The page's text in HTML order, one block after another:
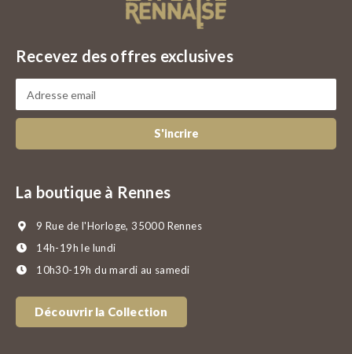
Recevez des offres exclusives
S'incrire
La boutique à Rennes
9 Rue de l'Horloge, 35000 Rennes
14h-19h le lundi
10h30-19h du mardi au samedi
Découvrir la Collection